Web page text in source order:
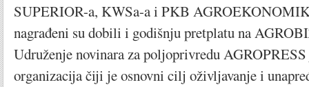
SUPERIOR-a, KWSa-a i PKB
nagrađeni su dobili i godišnju pretplatu na
Udruženje novinara za poljoprivredu
organizacija čiji je osnovni cilj oživljavanje i